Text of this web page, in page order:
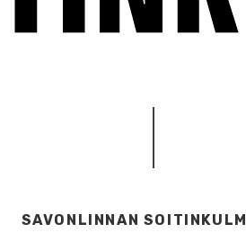
SAVONLINNAN